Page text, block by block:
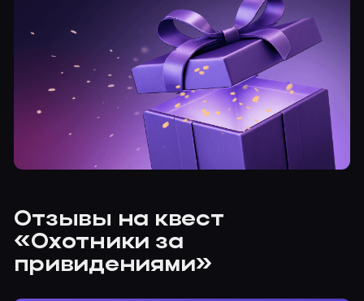
Отзывы на квест
«Охотники за
привидениями»